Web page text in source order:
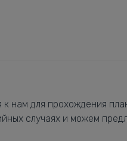
для прохождения
случаях и можем